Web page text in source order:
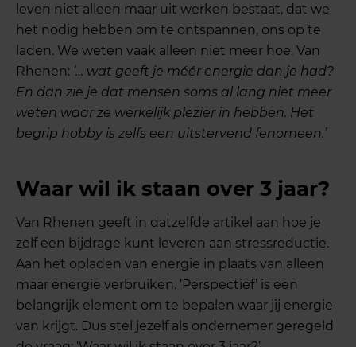
leven niet alleen maar uit werken bestaat, dat we
het nodig hebben om te ontspannen, ons op te
laden. We weten vaak alleen niet meer hoe. Van
Rhenen: ‘… wat geeft je méér energie dan je had?
En dan zie je dat mensen soms al lang niet meer
weten waar ze werkelijk plezier in hebben. Het
begrip hobby is zelfs een uitstervend fenomeen.’
Waar wil ik staan over 3 jaar?
Van Rhenen geeft in datzelfde artikel aan hoe je
zelf een bijdrage kunt leveren aan stressreductie.
Aan het opladen van energie in plaats van alleen
maar energie verbruiken. ‘Perspectief’ is een
belangrijk element om te bepalen waar jij energie
van krijgt. Dus stel jezelf als ondernemer geregeld